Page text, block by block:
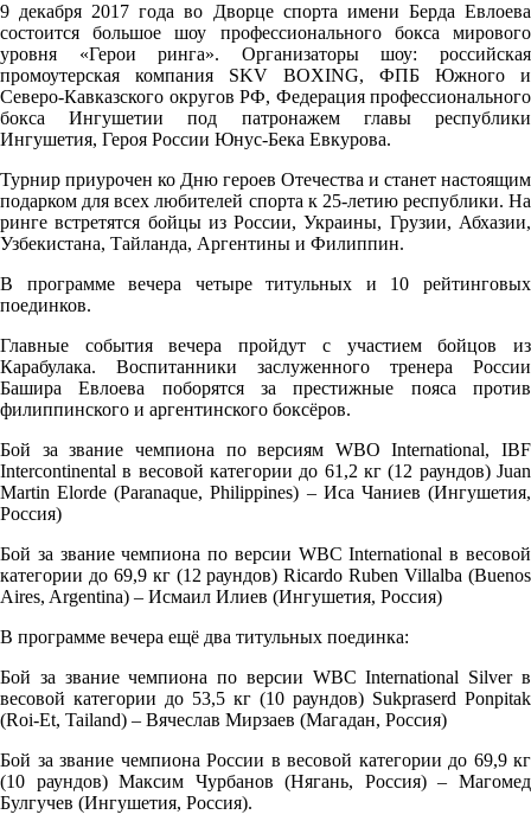
9 декабря 2017 года во Дворце спорта имени Берда Евлоева
состоится большое шоу профессионального бокса мирового
уровня «Герои ринга». Организаторы шоу: российская
промоутерская компания SKV BOXING, ФПБ Южного и
Северо-Кавказского округов РФ, Федерация профессионального
бокса Ингушетии под патронажем главы республики
Ингушетия, Героя России Юнус-Бека Евкурова.
Турнир приурочен ко Дню героев Отечества и станет настоящим
подарком для всех любителей спорта к 25-летию республики. На
ринге встретятся бойцы из России, Украины, Грузии, Абхазии,
Узбекистана, Тайланда, Аргентины и Филиппин.
В программе вечера четыре титульных и 10 рейтинговых
поединков.
Главные события вечера пройдут с участием бойцов из
Карабулака. Воспитанники заслуженного тренера России
Башира Евлоева поборятся за престижные пояса против
филиппинского и аргентинского боксёров.
Бой за звание чемпиона по версиям WBO International, IBF
Intercontinental в весовой категории до 61,2 кг (12 раундов) Juan
Martin Elorde (Paranaque, Philippines) – Иса Чаниев (Ингушетия,
Россия)
Бой за звание чемпиона по версии WBC International в весовой
категории до 69,9 кг (12 раундов) Ricardo Ruben Villalba (Buenos
Aires, Argentina) – Исмаил Илиев (Ингушетия, Россия)
В программе вечера ещё два титульных поединка:
Бой за звание чемпиона по версии WBC International Silver в
весовой категории до 53,5 кг (10 раундов) Sukpraserd Ponpitak
(Roi-Et, Tailand) – Вячеслав Мирзаев (Магадан, Россия)
Бой за звание чемпиона России в весовой категории до 69,9 кг
(10 раундов) Максим Чурбанов (Нягань, Россия) – Магомед
Булгучев (Ингушетия, Россия).